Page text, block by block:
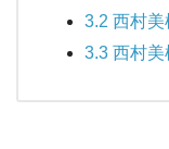
3.2 西村美
3.3西村美